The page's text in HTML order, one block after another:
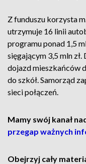
Z funduszu korzysta
utrzymuje 16 linii
programu ponad 1,5
sięgającym 3,5 mln
dojazd mieszkańców
do szkół. Samorząd
sieci połączeń.
Mamy swój kanał
przegap ważnych
Obejrzyj cały